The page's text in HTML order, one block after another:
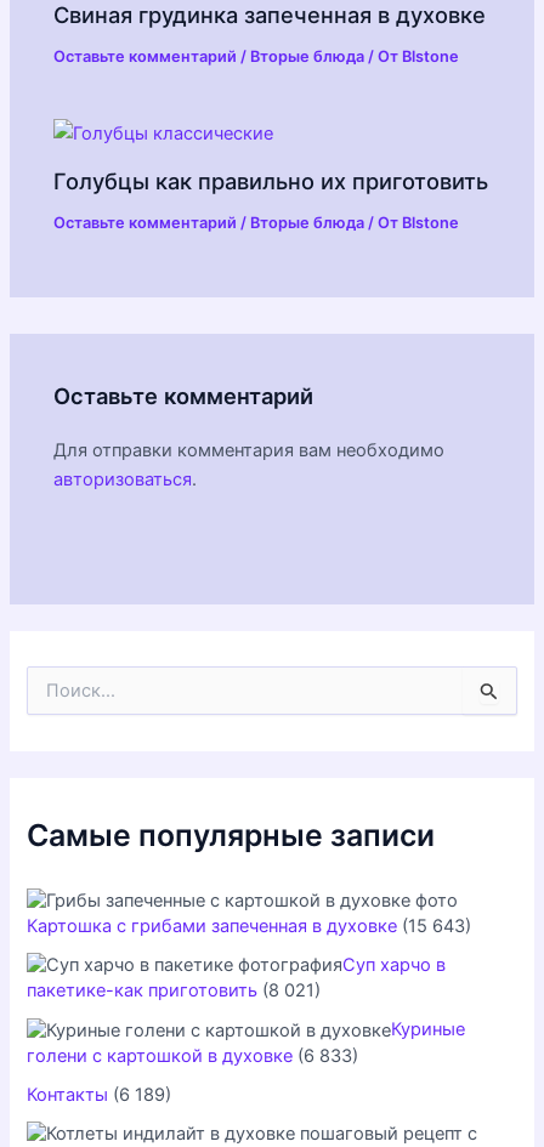
Свиная грудинка запеченная в духовке
Оставьте комментарий / Вторые блюда / От Blstone
Голубцы как правильно их приготовить
Оставьте комментарий / Вторые блюда / От Blstone
Оставьте комментарий
Для отправки комментария вам необходимо
авторизоваться.
Самые популярные записи
Картошка с грибами запеченная в духовке (15 643)
Суп харчо в
пакетике-как приготовить (8 021)
Куриные
голени с картошкой в духовке (6 833)
Контакты (6 189)